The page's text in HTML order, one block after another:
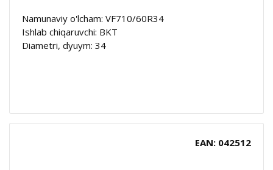
Namunaviy o'lcham: VF710/60R34
Ishlab chiqaruvchi: BKT
Diametri, dyuym: 34
EAN: 042512